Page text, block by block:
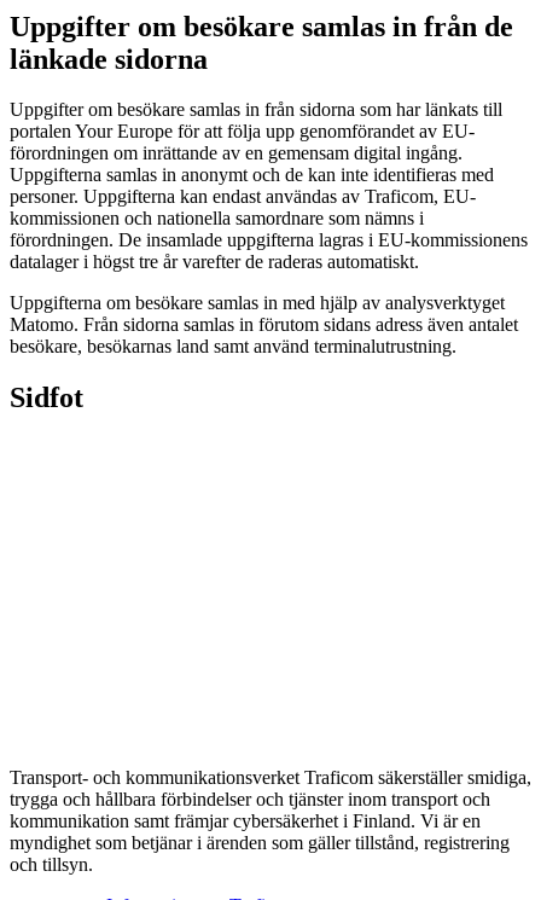
Uppgifter om besökare samlas in från de
länkade sidorna
Uppgifter om besökare samlas in från sidorna som har länkats till
portalen Your Europe för att följa upp genomförandet av EU-
förordningen om inrättande av en gemensam digital ingång.
Uppgifterna samlas in anonymt och de kan inte identifieras med
personer. Uppgifterna kan endast användas av Traficom, EU-
kommissionen och nationella samordnare som nämns i
förordningen. De insamlade uppgifterna lagras i EU-kommissionens
datalager i högst tre år varefter de raderas automatiskt.
Uppgifterna om besökare samlas in med hjälp av analysverktyget
Matomo. Från sidorna samlas in förutom sidans adress även antalet
besökare, besökarnas land samt använd terminalutrustning.
Sidfot
Transport- och kommunikationsverket Traficom säkerställer smidiga,
trygga och hållbara förbindelser och tjänster inom transport och
kommunikation samt främjar cybersäkerhet i Finland. Vi är en
myndighet som betjänar i ärenden som gäller tillstånd, registrering
och tillsyn.